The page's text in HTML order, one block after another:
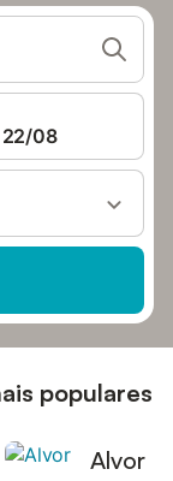
22/08
populares
Alvor